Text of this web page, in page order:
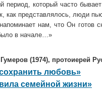
период, который часто
как представлялось, люди
нам, что Он готов
в начале…»
Гумеров (1974), протоиерей
любовь»
семейной жизни»